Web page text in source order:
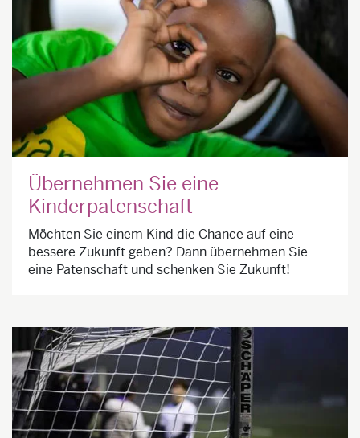
Übernehmen Sie eine
Kinderpatenschaft
Möchten Sie einem Kind die Chance auf eine
bessere Zukunft geben? Dann übernehmen Sie
eine Patenschaft und schenken Sie Zukunft!